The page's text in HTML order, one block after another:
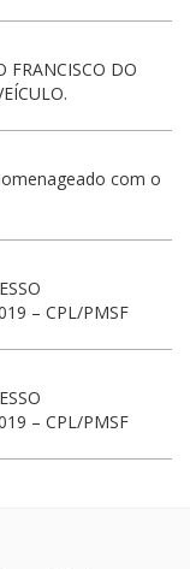
FRANCISCO DO
com o
– CPL/PMSF
– CPL/PMSF